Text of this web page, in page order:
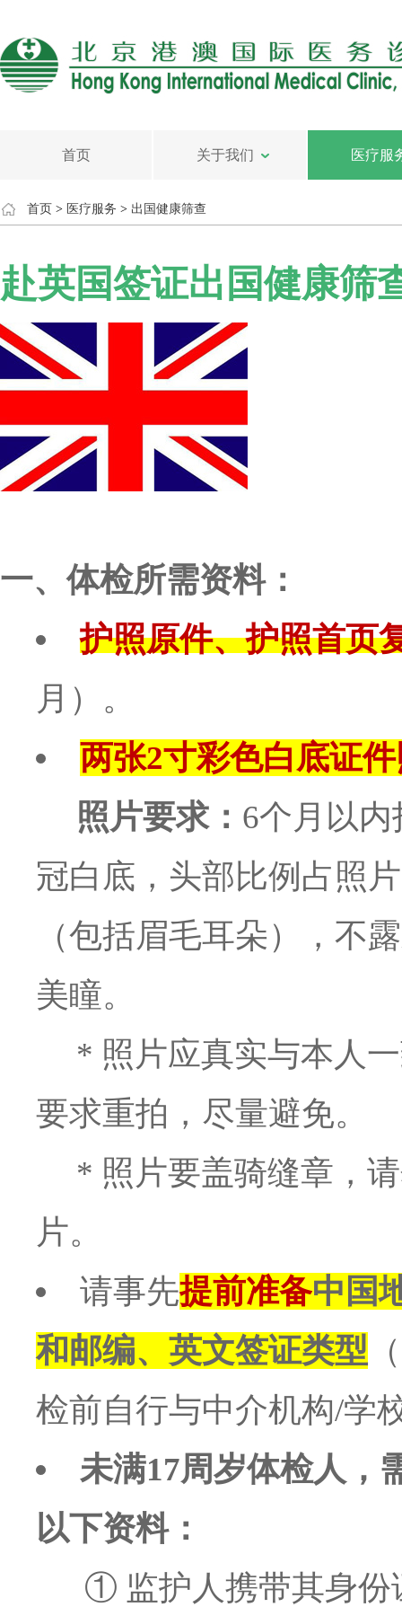
首页 关于我们 医疗服
首页 > 医疗服务 > 出国健康筛查
赴英国签证出国健康筛
一、体检所需资料：
护照原件、护照首页
月）。
两张2寸彩色白底证
照片要求： 6个月以内
冠白底，头部比例占照
（包括眉毛耳朵），不
美瞳。
* 照片应真实与本人一
要求重拍，尽量避免。
* 照片要盖骑缝章，请
片。
请事先提前准备中国
和邮编、英文签证类型
检前自行与中介机构/学
未满17周岁体检人，
以下资料：
① 监护人携带其身份